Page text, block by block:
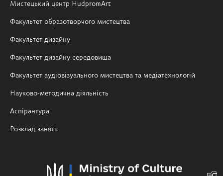
Мистецький центр HudpromArt
Факультет образотворчого мистецтва
Факультет дизайну
Факультет дизайну середовища
Факультет аудіовізуального мистецтва та медіатехнологій
Науково-методична діяльність
Аспірантура
Розклад занять